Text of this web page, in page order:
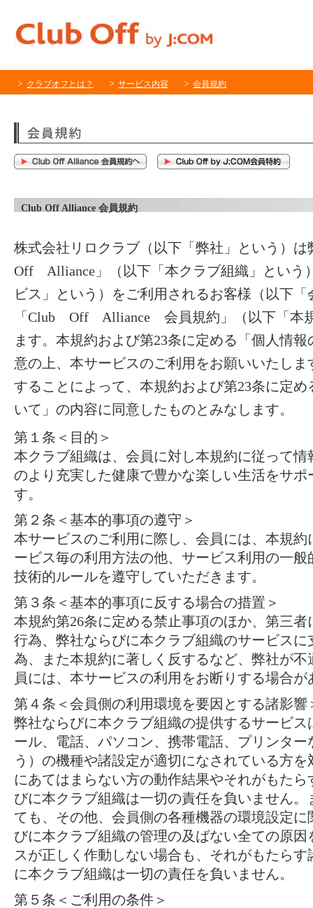
クラブオフとは？ サービス内容 会員規約
Club Off Alliance 会員規約
株式会社リロクラブ（以下「弊社」という）
Off Alliance」（以下「本クラブ組織」という
ビス」という）をご利用されるお客様（以下
「Club Off Alliance 会員規約」（以下「本
ます。本規約および第23条に定める「個人情
意の上、本サービスのご利用をお願いいたし
することによって、本規約および第23条に定
いて」の内容に同意したものとみなします。
第１条＜目的＞
本クラブ組織は、会員に対し本規約に従って
のより充実した健康で豊かな楽しい生活をサ
す。
第２条＜基本的事項の遵守＞
本サービスのご利用に際し、会員には、本規
ービス毎の利用方法の他、サービス利用の一
技術的ルールを遵守していただきます。
第３条＜基本的事項に反する場合の措置＞
本規約第26条に定める禁止事項のほか、第三
行為、弊社ならびに本クラブ組織のサービス
為、また本規約に著しく反するなど、弊社が
員には、本サービスの利用をお断りする場合が
第４条＜会員側の利用環境を要因とする諸影響
弊社ならびに本クラブ組織の提供するサービ
ール、電話、パソコン、携帯電話、プリンタ
う）の機種や諸設定が適切になされている方
にあてはまらない方の動作結果やそれがもた
びに本クラブ組織は一切の責任を負いません
ても、その他、会員側の各種機器の環境設定
びに本クラブ組織の管理の及ばない全ての原
スが正しく作動しない場合も、それがもたら
に本クラブ組織は一切の責任を負いません。
第５条＜ご利用の条件＞